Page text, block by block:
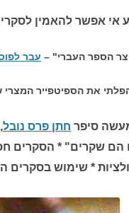
הספר העברי" – עבר
סיפר חתן פרס נובל
הם שקרים" * הסקרים
* שימוש בסקרים